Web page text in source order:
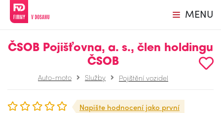
MENU
ČSOB Pojišťovna, a. s., člen holdingu
ČSOB
Auto-moto Služby Pojištění vozidel
Napište hodnocení jako první